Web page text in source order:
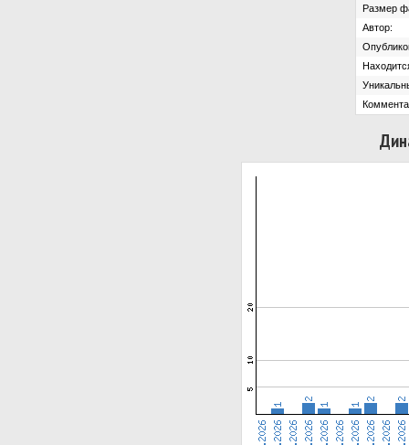
Размер
Автор: